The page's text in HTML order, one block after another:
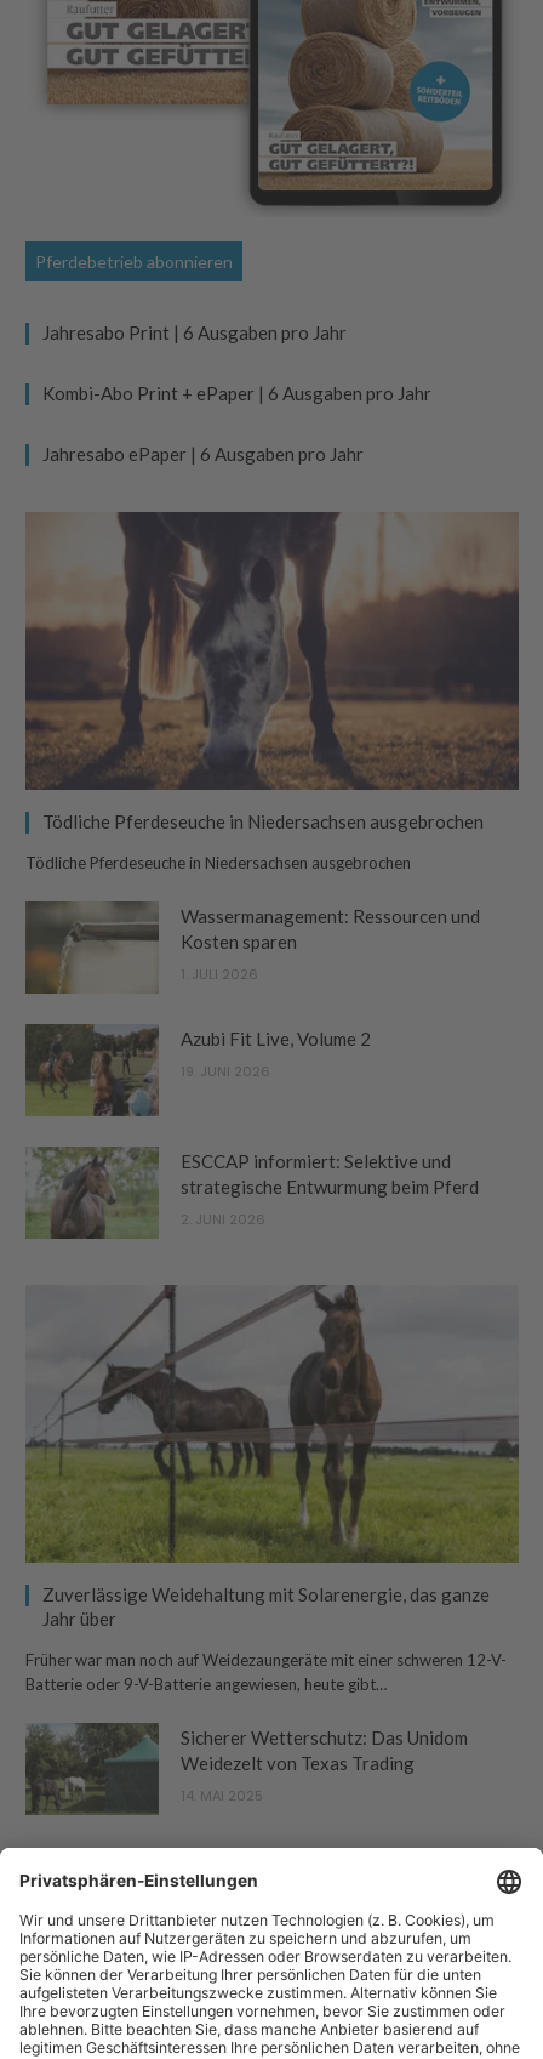
Pferdebetrieb abonnieren
Jahresabo Print | 6 Ausgaben pro Jahr
Kombi-Abo Print + ePaper | 6 Ausgaben pro Jahr
Jahresabo ePaper | 6 Ausgaben pro Jahr
Tödliche Pferdeseuche in Niedersachsen ausgebrochen
Tödliche Pferdeseuche in Niedersachsen ausgebrochen
Wassermanagement: Ressourcen und
Kosten sparen
1. JULI 2026
Azubi Fit Live, Volume 2
19. JUNI 2026
ESCCAP informiert: Selektive und
strategische Entwurmung beim Pferd
2. JUNI 2026
Zuverlässige Weidehaltung mit Solarenergie, das ganze
Jahr über
Früher war man noch auf Weidezaungeräte mit einer schweren 12-V-
Batterie oder 9-V-Batterie angewiesen, heute gibt…
Sicherer Wetterschutz: Das Unidom
Weidezelt von Texas Trading
14. MAI 2025